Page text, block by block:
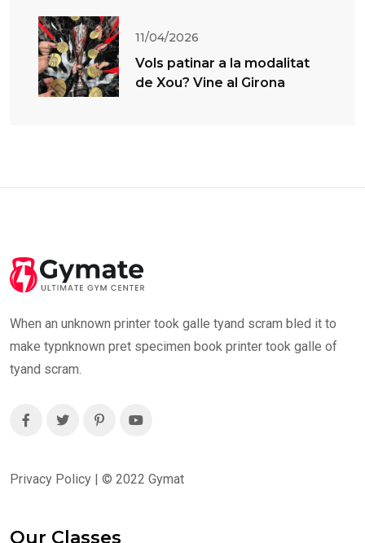
11/04/2026
Vols patinar a la modalitat
de Xou? Vine al Girona
When an unknown printer took galle tyand scram bled it to
make typnknown pret specimen book printer took galle of
tyand scram.
Privacy Policy | © 2022 Gymat
Our Classes